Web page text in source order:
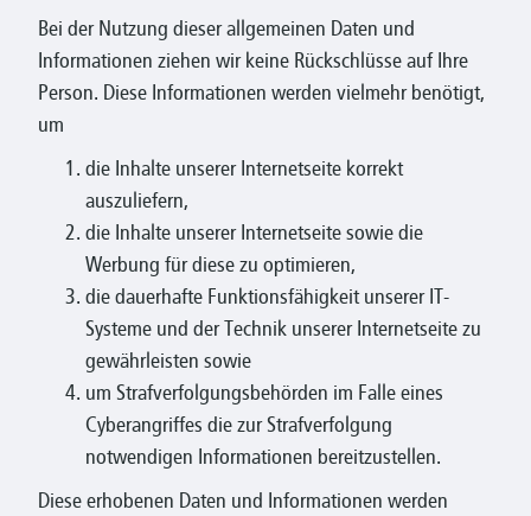
Bei der Nutzung dieser allgemeinen Daten und
Informationen ziehen wir keine Rückschlüsse auf Ihre
Person. Diese Informationen werden vielmehr benötigt,
um
die Inhalte unserer Internetseite korrekt
auszuliefern,
die Inhalte unserer Internetseite sowie die
Werbung für diese zu optimieren,
die dauerhafte Funktionsfähigkeit unserer IT-
Systeme und der Technik unserer Internetseite zu
gewährleisten sowie
um Strafverfolgungsbehörden im Falle eines
Cyberangriffes die zur Strafverfolgung
notwendigen Informationen bereitzustellen.
Diese erhobenen Daten und Informationen werden